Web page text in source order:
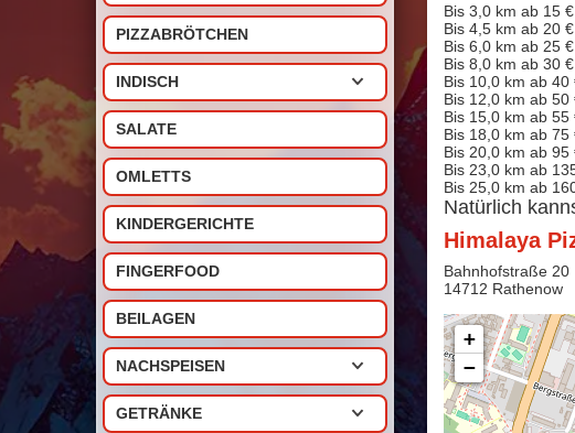
PIZZABRÖTCHEN
INDISCH
SALATE
OMLETTS
KINDERGERICHTE
FINGERFOOD
BEILAGEN
NACHSPEISEN
GETRÄNKE
Bis 3,0 km ab 15
Bis 4,5 km ab 20
Bis 6,0 km ab 25
Bis 8,0 km ab 30
Bis 10,0 km ab
Bis 12,0 km ab
Bis 15,0 km ab
Bis 18,0 km ab
Bis 20,0 km ab
Bis 23,0 km ab
Bis 25,0 km ab
Natürlich
Himalaya
Bahnhofstraße 20
14712 Rathenow
+
−